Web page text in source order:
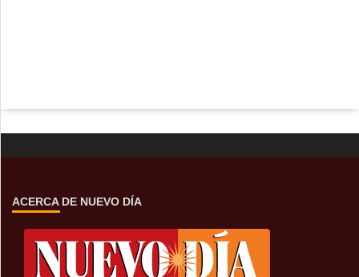
ACERCA DE NUEVO DÍA